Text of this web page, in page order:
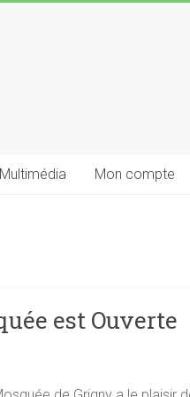
Multimédia Mon compte
est Ouverte